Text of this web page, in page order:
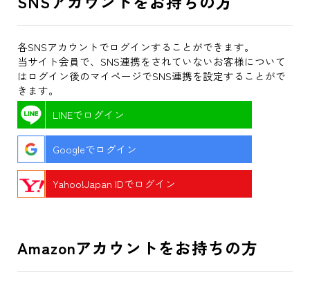
各SNSアカウントでログインすることができます。
当サイト会員で、SNS連携をされていないお客様について
はログイン後のマイページでSNS連携を設定することがで
きます。
LINEでログイン
Googleでログイン
Yahoo!Japan IDでログイン
Amazonアカウントをお持ちの方